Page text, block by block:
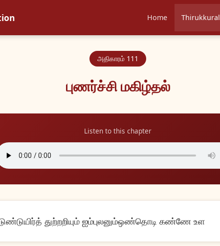
Home Thirukkural
அதிகாரம் 111
புணர்ச்சி மகிழ்தல்
Listen to this chapter
துற்றறியும் ஐம்புலனும்ஒண்தொடி கண்ணே உள